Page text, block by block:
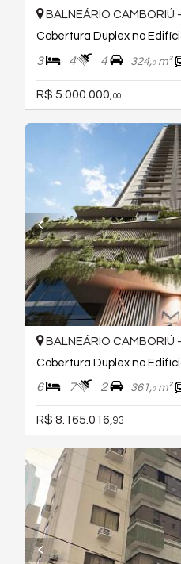
BALNEÁRIO CAMBORIÚ -
Cobertura Duplex no
3 4 4 324,0m²
R$ 5.000.000,00
BALNEÁRIO CAMBORIÚ -
6 7 2 361,0m²
R$ 8.165.016, 93